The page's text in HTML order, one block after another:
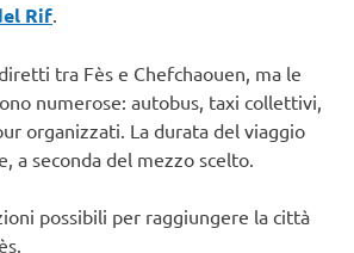
Rif
tra Fès e Chefchaouen, ma le
numerose: autobus, taxi collettivi,
organizzati. La durata del viaggio
a seconda del mezzo scelto.
possibili per raggiungere la città